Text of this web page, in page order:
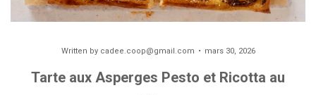
Written by cadee.coop@gmail.com mars 30, 2026
Tarte aux Asperges Pesto et Ricotta au